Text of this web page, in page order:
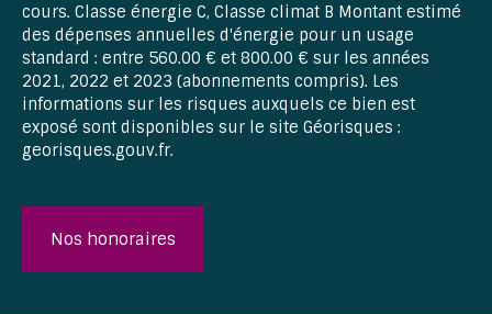
cours. Classe énergie C, Classe climat B Montant estimé
des dépenses annuelles d'énergie pour un usage
standard : entre 560.00 € et 800.00 € sur les années
2021, 2022 et 2023 (abonnements compris). Les
informations sur les risques auxquels ce bien est
exposé sont disponibles sur le site Géorisques :
georisques.gouv.fr.
Nos honoraires